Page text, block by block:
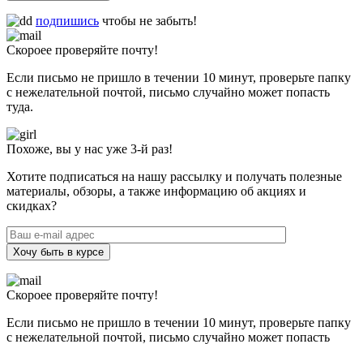
подпишись чтобы не забыть!
Скороее проверяйте почту!
Если письмо не пришло в течении 10 минут, проверьте папку
с нежелательной почтой, письмо случайно может попасть
туда.
Похоже, вы у нас уже 3-й раз!
Хотите подписаться на нашу рассылку и получать полезные
материалы, обзоры, а также информацию об акциях и
скидках?
Хочу быть в курсе
Скороее проверяйте почту!
Если письмо не пришло в течении 10 минут, проверьте папку
с нежелательной почтой, письмо случайно может попасть